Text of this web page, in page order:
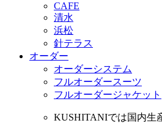
CAFE
清水
浜松
針テラス
オーダー
オーダーシステム
フルオーダースーツ
フルオーダージャケット
KUSHITANIでは国内生